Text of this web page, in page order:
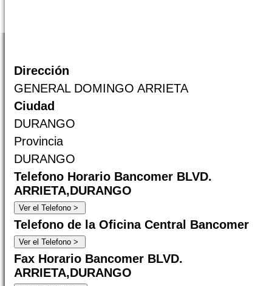
Dirección
GENERAL DOMINGO ARRIETA
Ciudad
DURANGO
Provincia
DURANGO
Telefono Horario Bancomer BLVD.
ARRIETA,DURANGO
Telefono de la Oficina Central Bancomer
Fax Horario Bancomer BLVD.
ARRIETA,DURANGO